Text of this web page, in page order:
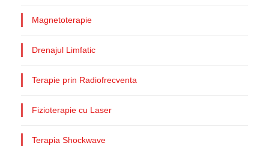
Magnetoterapie
Drenajul Limfatic
Terapie prin Radiofrecventa
Fizioterapie cu Laser
Terapia Shockwave